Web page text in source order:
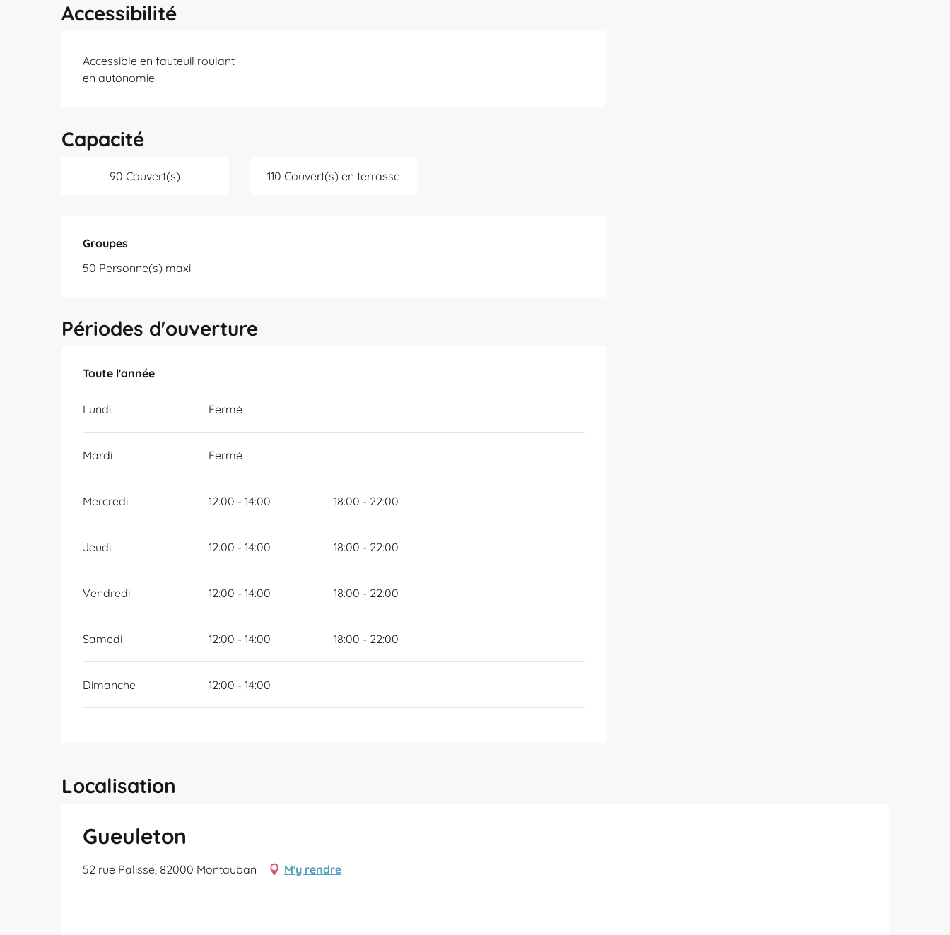
Accessibilité
Accessible en fauteuil roulant
en autonomie
Capacité
90 Couvert(s) 110 Couvert(s) en terrasse
Groupes
Groupes
50 Personne(s) maxi
Périodes d'ouverture
Toute l'année
Toute l'année
Lundi Fermé
Mardi Fermé
Mercredi 12:00 - 14:00 18:00 - 22:00
Jeudi 12:00 - 14:00 18:00 - 22:00
Vendredi 12:00 - 14:00 18:00 - 22:00
Samedi 12:00 - 14:00 18:00 - 22:00
Dimanche 12:00 - 14:00
Localisation
Gueuleton
52 rue Palisse, 82000 Montauban M'y rendre